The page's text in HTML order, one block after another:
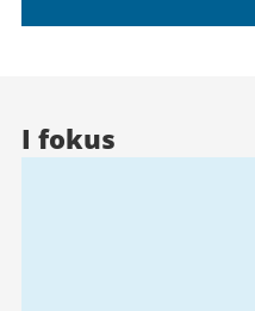
I fokus